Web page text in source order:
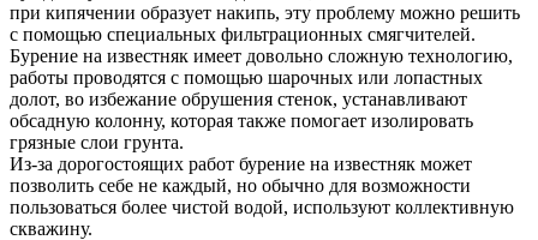
при кипячении образует накипь, эту проблему можно решить
с помощью специальных фильтрационных смягчителей.
Бурение на известняк имеет довольно сложную технологию,
работы проводятся с помощью шарочных или лопастных
долот, во избежание обрушения стенок, устанавливают
обсадную колонну, которая также помогает изолировать
грязные слои грунта.
Из-за дорогостоящих работ бурение на известняк может
позволить себе не каждый, но обычно для возможности
пользоваться более чистой водой, используют коллективную
скважину.